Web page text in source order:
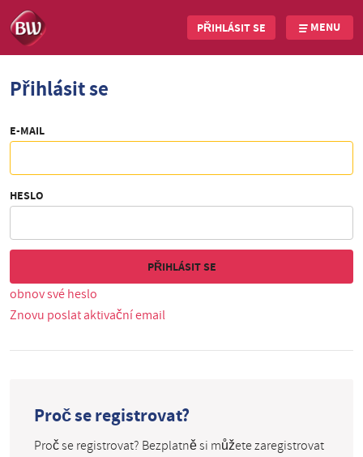
content
PŘIHLÁSIT SE MENU
Přihlásit se
E-MAIL
HESLO
obnov své heslo
Znovu poslat aktivační email
Proč se registrovat?
Proč se registrovat? Bezplatně si můžete zaregistrovat